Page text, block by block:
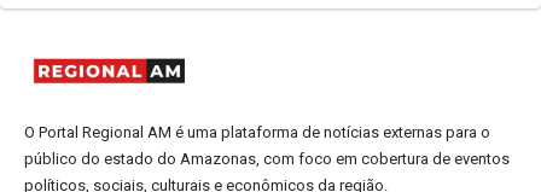
O Portal Regional AM é uma plataforma de notícias externas para o
público do estado do Amazonas, com foco em cobertura de eventos
políticos, sociais, culturais e econômicos da região.